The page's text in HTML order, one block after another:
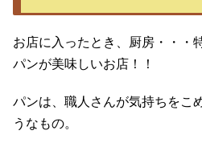
お店に入ったとき、厨房・・・
パンが美味しいお店！！
パンは、職人さんが気持ちをこ
うなもの。